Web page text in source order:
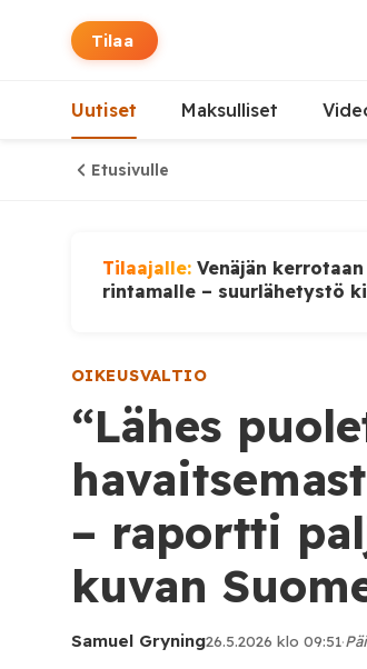
Tilaa
Uutiset Maksulliset
Etusivulle
Tilaajalle: Venäjän
rintamalle – suurlähetystö
OIKEUSVALTIO
“Lähes
– raportti
kuvan
Samuel Gryning26.5.2026 klo 09:51·